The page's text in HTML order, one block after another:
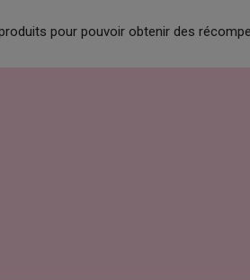
pour pouvoir obtenir des